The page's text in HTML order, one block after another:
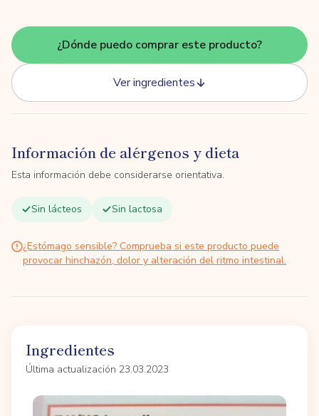
¿Dónde puedo comprar este producto?
Ver ingredientes
Información de alérgenos y dieta
Esta información debe considerarse orientativa.
Sin lácteos Sin lactosa
¿Estómago sensible? Comprueba si este producto puede
provocar hinchazón, dolor y alteración del ritmo intestinal.
Ingredientes
Última actualización 23.03.2023